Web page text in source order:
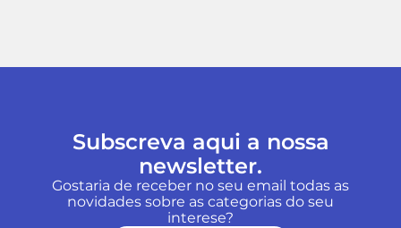
Subscreva aqui a nossa
newsletter.
Gostaria de receber no seu email todas as
novidades sobre as categorias do seu
interese?